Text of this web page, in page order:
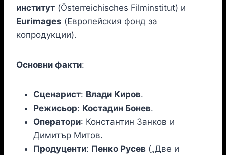
институт (Österreichisches Filminstitut) и
Eurimages (Европейския фонд за
копродукции).
Основни факти:
Сценарист: Влади Киров.
Режисьор: Костадин Бонев.
Оператори: Константин Занков и
Димитър Митов.
Продуценти: Пенко Русев („Две и